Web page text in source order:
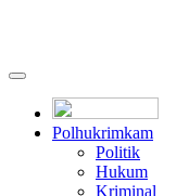
Polhukrimkam
Politik
Hukum
Kriminal